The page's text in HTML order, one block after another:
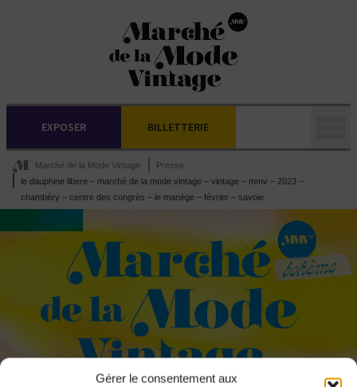
Gérer le consentement aux
EXPOSER BILLETTERIE
Marché de la Mode Vintage
Presse
le dauphine libere – marché de la mode vintage – vintage – mmv – 2023 –
chambéry – centre des congrès – le manège – février – savoie